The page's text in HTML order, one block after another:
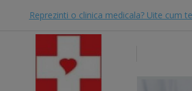
Reprezinti o clinica medicala? Uite cum